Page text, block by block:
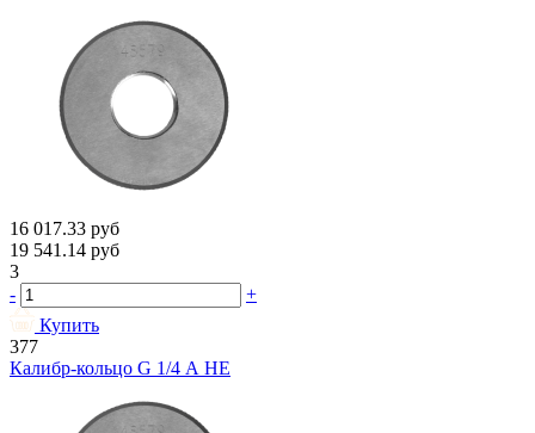
16 017.33 руб
19 541.14 руб
3
-
+
Купить
377
Калибр-кольцо G 1/4 А НЕ